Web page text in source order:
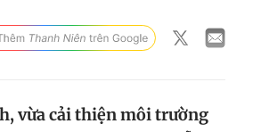
vừa cải thiện môi trường